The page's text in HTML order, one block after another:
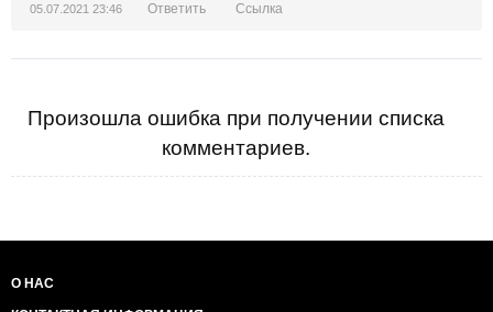
05.07.2021 23:46 Ответить Ссылка
Произошла ошибка при получении списка
комментариев.
О НАС